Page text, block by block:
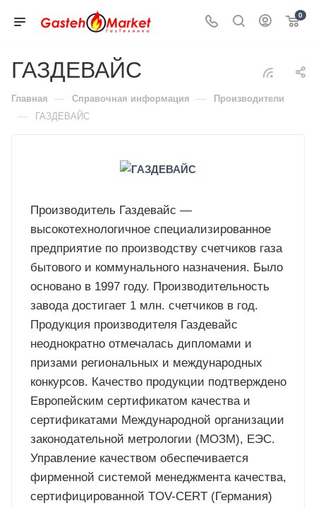
0
ГАЗДЕВАЙС
Главная — Справочная информация — Производители
— ГАЗДЕВАЙС
Производитель Газдевайс —
высокотехнологичное специализированное
предприятие по производству счетчиков газа
бытового и коммунального назначения. Было
основано в 1997 году. Производительность
завода достигает 1 млн. счетчиков в год.
Продукция производителя Газдевайс
неоднократно отмечалась дипломами и
призами региональных и международных
конкурсов. Качество продукции подтверждено
Европейским сертификатом качества и
сертификатами Международной организации
законодательной метрологии (МОЗМ), ЕЭС.
Управление качеством обеспечивается
фирменной системой менеджмента качества,
сертифицированной TOV-CERT (Германия)